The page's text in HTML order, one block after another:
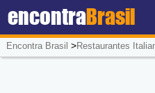
encontraBrasil
Encontra Brasil >Restaurantes